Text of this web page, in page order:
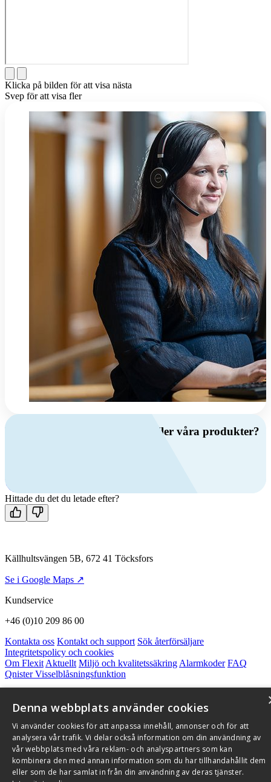
Klicka på bilden för att visa nästa
Svep för att visa fler
Har du frågor om ventilation eller våra produkter?
Kontakta oss
Hittade du det du letade efter?
Källhultsvängen 5B, 672 41 Töcksfors
Se i Google Maps ↗
Kundservice
+46 (0)10 209 86 00
Kontakta oss Kontakt och support Sök återförsäljare
Integritetspolicy och cookies
Om Flexit Aktuellt Miljö och kvalitetssäkring Alarmkoder FAQ
Qnister Visselblåsningsfunktion
Aktuellt Miljö och kvalitetssäkring
Denna webbplats använder cookies
Vi använder cookies för att anpassa innehåll, annonser och för att
analysera vår trafik. Vi delar också information om din användning av
vår webbplats med våra reklam- och analyspartners som kan
kombinera den med annan information som du har tillhandahållit dem
eller som de har samlat in från din användning av deras tjänster.